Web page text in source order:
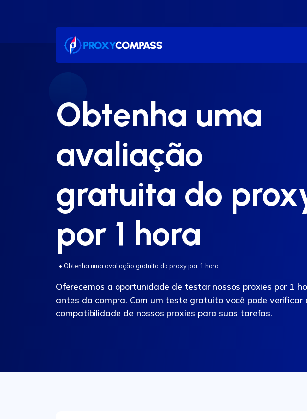
Obtenha uma
avaliação
gratuita do
por 1 hora
• Obtenha uma avaliação gratuita do proxy por 1 hora
Oferecemos a oportunidade de testar nossos proxies por 1
antes da compra. Com um teste gratuito você pode verificar
compatibilidade de nossos proxies para suas tarefas.